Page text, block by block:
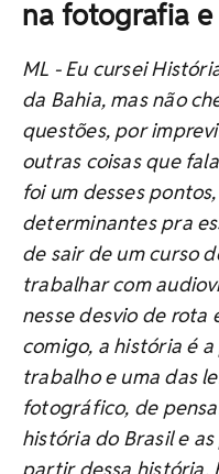
na fotografia
ML -Eu cursei
da Bahia, mas não
questões, por
outras coisas que
foi um desses
determinantes pra
de sair de um curso
trabalhar com
nesse desvio de rota
comigo, a história é
trabalho e uma das
fotográfico, de
história do Brasil e